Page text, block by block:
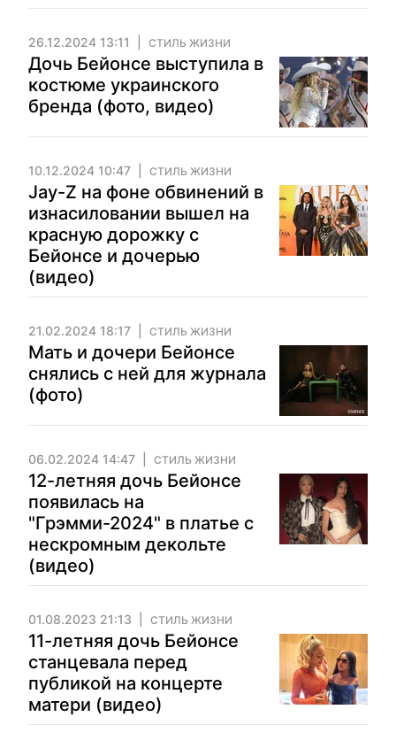
26.12.2024 13:11 СТИЛЬ ЖИЗНИ
Дочь Бейонсе выступила в
костюме украинского
бренда (фото, видео)
10.12.2024 10:47 СТИЛЬ ЖИЗНИ
Jay-Z на фоне обвинений в
изнасиловании вышел на
красную дорожку с
Бейонсе и дочерью
(видео)
21.02.2024 18:17 СТИЛЬ ЖИЗНИ
Мать и дочери Бейонсе
снялись с ней для журнала
(фото)
06.02.2024 14:47 СТИЛЬ ЖИЗНИ
12-летняя дочь Бейонсе
появилась на
"Грэмми-2024" в платье с
нескромным декольте
(видео)
01.08.2023 21:13 СТИЛЬ ЖИЗНИ
11-летняя дочь Бейонсе
станцевала перед
публикой на концерте
матери (видео)